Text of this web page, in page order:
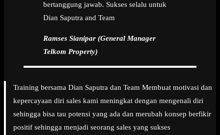
bertanggung jawab. Sukses selalu untuk
Dian Saputra and Team
Ramses Sianipar (General Manager
Telkom Property)
Training bersama Dian Saputra dan Team Membuat motivasi dan
kepercayaan diri sales kami meningkat dengan mengenali diri
sehingga bisa tau potensi yang ada dan merubah konsep berfikir
positif sehingga menjadi seorang sales yang sukses